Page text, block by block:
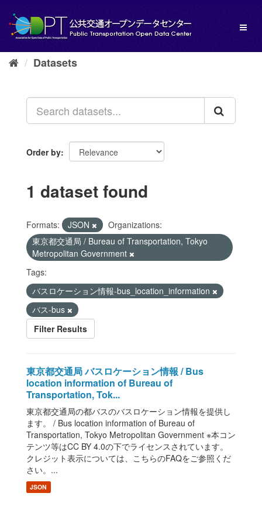
content
Datasets
Order by
1 dataset found
Formats: JSON
Organizations:
東京都交通局 / Bureau of Transportation, Tokyo
Metropolitan Government
Tags:
バスロケーション情報-bus_location_information
バス-bus
Filter Results
東京都交通局 バスロケーション情報 / Bus
location information of Bureau of
Transportation, Tok...
東京都交通局の都バスのバスロケーション情報を提供し
ます。 / Bus location information of Bureau of
Transportation, Tokyo Metropolitan Government ※本コン
テンツ等はCC BY 4.0の下でライセンスされています。
クレジット表示については、こちらのFAQをご参照くだ
さい。...
JSON